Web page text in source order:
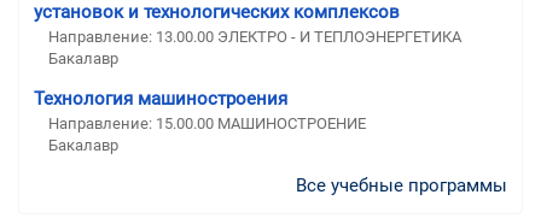
установок и технологических комплексов
Направление: 13.00.00 ЭЛЕКТРО - И ТЕПЛОЭНЕРГЕТИКА
Бакалавр
Технология машиностроения
Направление: 15.00.00 МАШИНОСТРОЕНИЕ
Бакалавр
Все учебные программы